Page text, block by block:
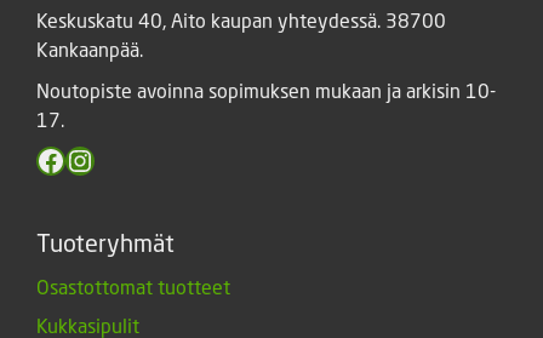
Keskuskatu 40, Aito kaupan yhteydessä. 38700
Kankaanpää.
Noutopiste avoinna sopimuksen mukaan ja arkisin 10-
17.
Facebook
Instagram
Tuoteryhmät
Osastottomat tuotteet
Kukkasipulit